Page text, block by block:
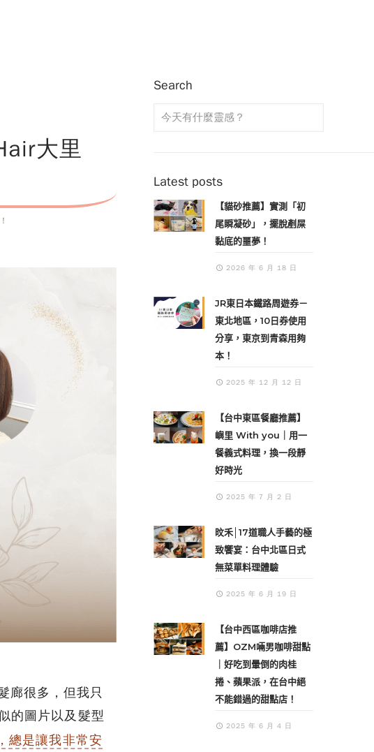
大里
廊很多，但我只
的圖片以及髮型
總是讓我非常安
Search
Latest posts
【貓砂推薦】實測「初
尾瞬凝砂」，擺脫剷屎
黏底的噩夢！
2026 年 6 月 18 日
JR東日本鐵路周遊券－
東北地區，10日券使用
分享，東京到青森用夠
本！
2025 年 12 月 12 日
【台中東區餐廳推薦】
嶼里 With you｜用一
餐義式料理，換一段靜
好時光
2025 年 7 月 2 日
旼禾│17道職人手藝的極
致饗宴：台中北區日式
無菜單料理體驗
2025 年 6 月 19 日
【台中西區咖啡店推
薦】OZM啢男咖啡甜點
｜好吃到暈倒的肉桂
捲、蘋果派，在台中絕
不能錯過的甜點店！
2025 年 6 月 4 日